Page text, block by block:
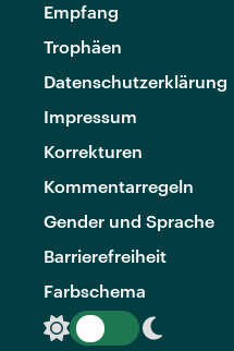
Empfang
Trophäen
Datenschutzerklärung
Impressum
Korrekturen
Kommentarregeln
Gender und Sprache
Barrierefreiheit
Farbschema